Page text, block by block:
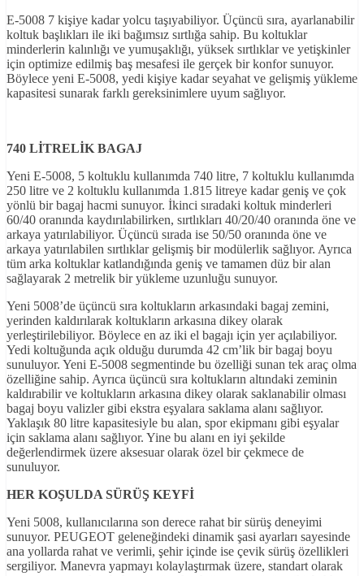
E-5008 7 kişiye kadar yolcu taşıyabiliyor. Üçüncü sıra, ayarlanabilir
koltuk başlıkları ile iki bağımsız sırtlığa sahip. Bu koltuklar
minderlerin kalınlığı ve yumuşaklığı, yüksek sırtlıklar ve yetişkinler
için optimize edilmiş baş mesafesi ile gerçek bir konfor sunuyor.
Böylece yeni E-5008, yedi kişiye kadar seyahat ve gelişmiş yükleme
kapasitesi sunarak farklı gereksinimlere uyum sağlıyor.
740 LİTRELİK BAGAJ
Yeni E-5008, 5 koltuklu kullanımda 740 litre, 7 koltuklu kullanımda
250 litre ve 2 koltuklu kullanımda 1.815 litreye kadar geniş ve çok
yönlü bir bagaj hacmi sunuyor. İkinci sıradaki koltuk minderleri
60/40 oranında kaydırılabilirken, sırtlıkları 40/20/40 oranında öne ve
arkaya yatırılabiliyor. Üçüncü sırada ise 50/50 oranında öne ve
arkaya yatırılabilen sırtlıklar gelişmiş bir modülerlik sağlıyor. Ayrıca
tüm arka koltuklar katlandığında geniş ve tamamen düz bir alan
sağlayarak 2 metrelik bir yükleme uzunluğu sunuyor.
Yeni 5008’de üçüncü sıra koltukların arkasındaki bagaj zemini,
yerinden kaldırılarak koltukların arkasına dikey olarak
yerleştirilebiliyor. Böylece en az iki el bagajı için yer açılabiliyor.
Yedi koltuğunda açık olduğu durumda 42 cm’lik bir bagaj boyu
sunuluyor. Yeni E-5008 segmentinde bu özelliği sunan tek araç olma
özelliğine sahip. Ayrıca üçüncü sıra koltukların altındaki zeminin
kaldırabilir ve koltukların arkasına dikey olarak saklanabilir olması
bagaj boyu valizler gibi ekstra eşyalara saklama alanı sağlıyor.
Yaklaşık 80 litre kapasitesiyle bu alan, spor ekipmanı gibi eşyalar
için saklama alanı sağlıyor. Yine bu alanı en iyi şekilde
değerlendirmek üzere aksesuar olarak özel bir çekmece de
sunuluyor.
HER KOŞULDA SÜRÜŞ KEYFİ
Yeni 5008, kullanıcılarına son derece rahat bir sürüş deneyimi
sunuyor. PEUGEOT geleneğindeki dinamik şasi ayarları sayesinde
ana yollarda rahat ve verimli, şehir içinde ise çevik sürüş özellikleri
sergiliyor. Manevra yapmayı kolaylaştırmak üzere, standart olarak